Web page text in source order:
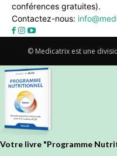
conférences gratuites).
Contactez-nous:
© Medicatrix est une
Votre livre "Programme